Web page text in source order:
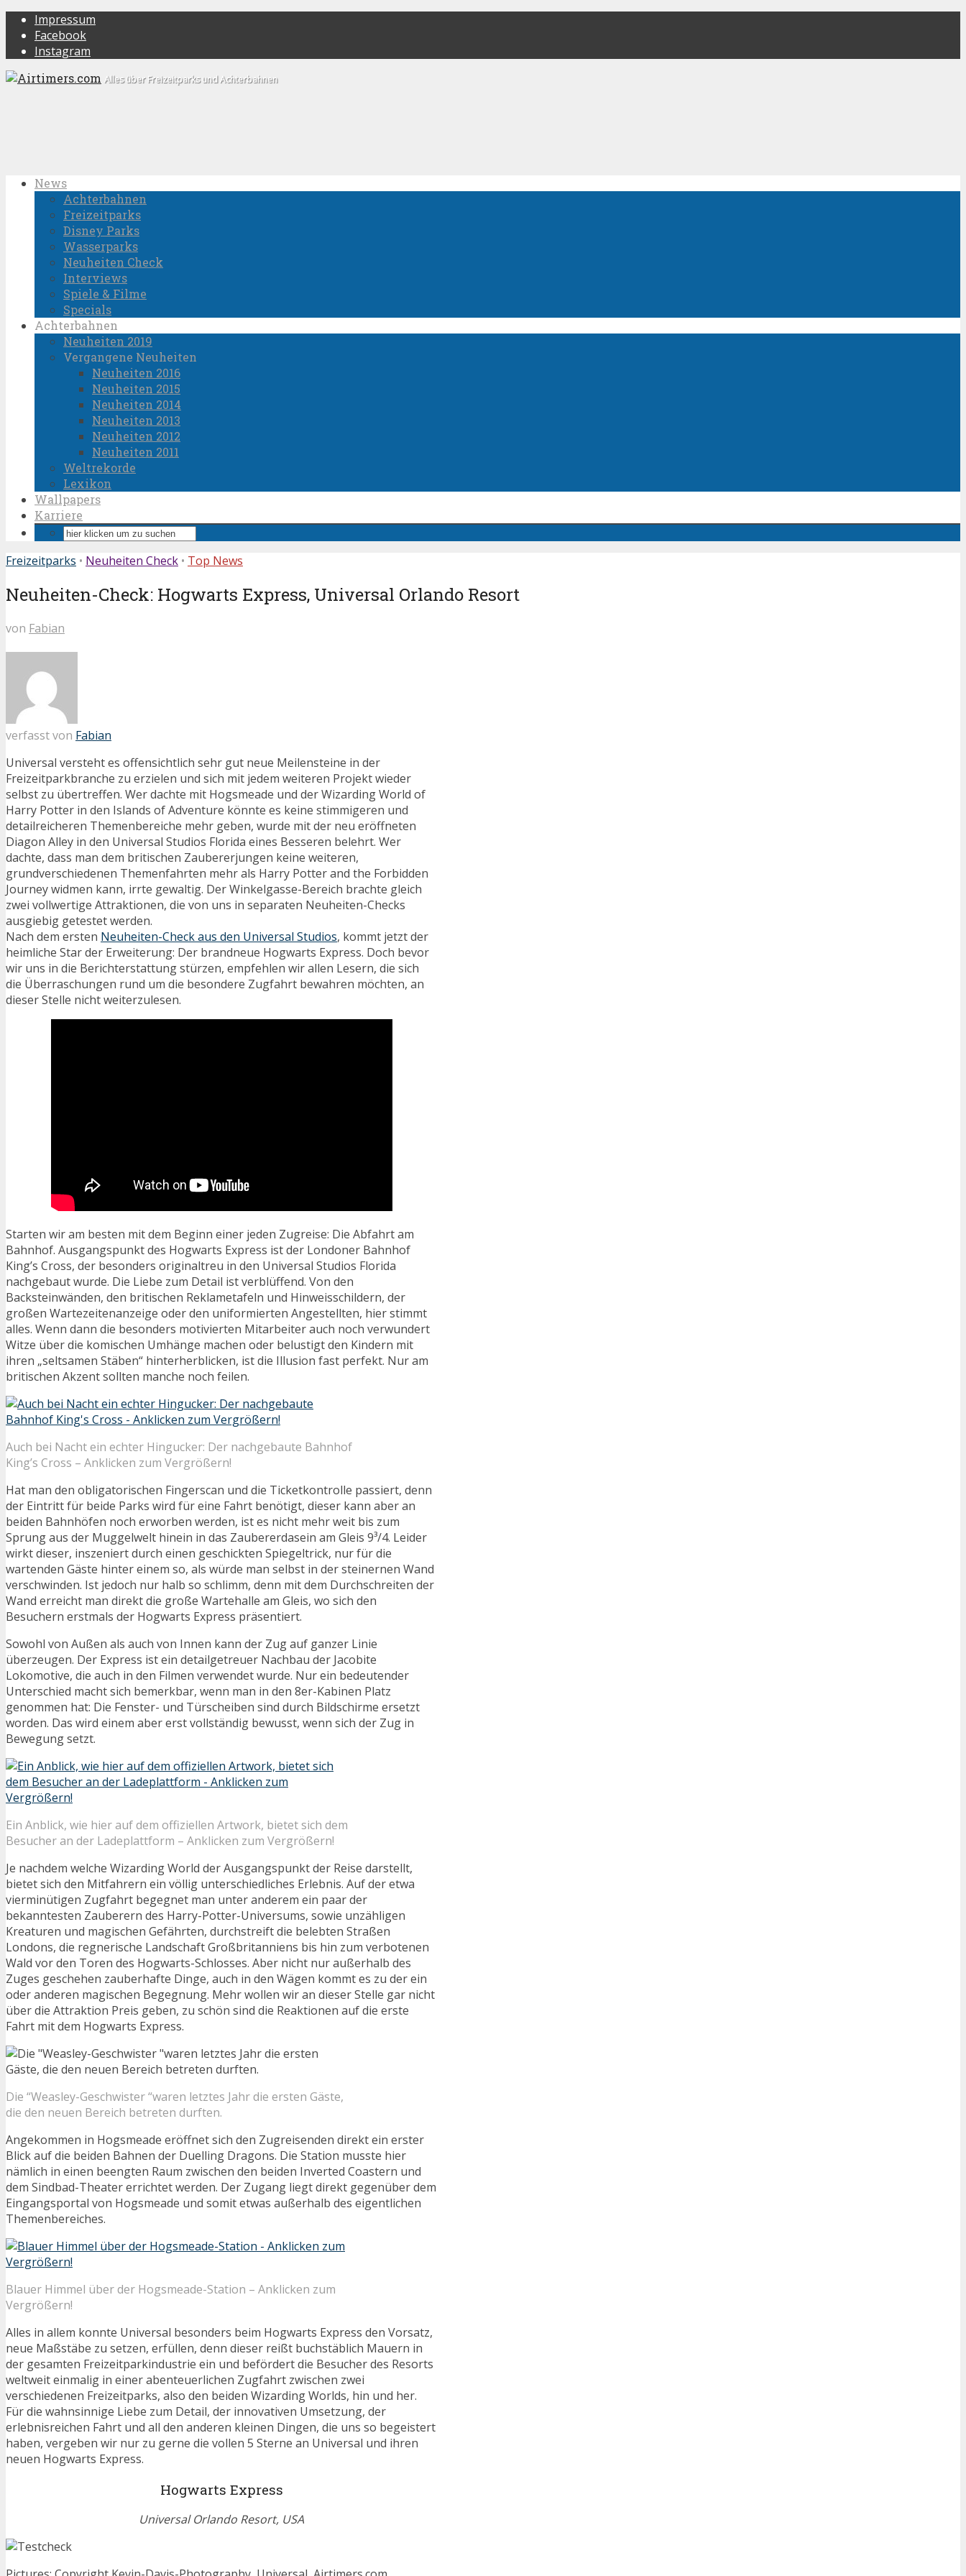
Impressum
Facebook
Instagram
Alles über Freizeitparks und Achterbahnen
News
Achterbahnen
Freizeitparks
Disney Parks
Wasserparks
Neuheiten Check
Interviews
Spiele & Filme
Specials
Achterbahnen
Neuheiten 2019
Vergangene Neuheiten
Neuheiten 2016
Neuheiten 2015
Neuheiten 2014
Neuheiten 2013
Neuheiten 2012
Neuheiten 2011
Weltrekorde
Lexikon
Wallpapers
Karriere
Freizeitparks • Neuheiten Check • Top News
Neuheiten-Check: Hogwarts Express, Universal Orlando Resort
von Fabian
verfasst von Fabian
Universal versteht es offensichtlich sehr gut neue Meilensteine in der
Freizeitparkbranche zu erzielen und sich mit jedem weiteren Projekt wieder
selbst zu übertreffen. Wer dachte mit Hogsmeade und der Wizarding World of
Harry Potter in den Islands of Adventure könnte es keine stimmigeren und
detailreicheren Themenbereiche mehr geben, wurde mit der neu eröffneten
Diagon Alley in den Universal Studios Florida eines Besseren belehrt. Wer
dachte, dass man dem britischen Zaubererjungen keine weiteren,
grundverschiedenen Themenfahrten mehr als Harry Potter and the Forbidden
Journey widmen kann, irrte gewaltig. Der Winkelgasse-Bereich brachte gleich
zwei vollwertige Attraktionen, die von uns in separaten Neuheiten-Checks
ausgiebig getestet werden.
Nach dem ersten Neuheiten-Check aus den Universal Studios, kommt jetzt der
heimliche Star der Erweiterung: Der brandneue Hogwarts Express. Doch bevor
wir uns in die Berichterstattung stürzen, empfehlen wir allen Lesern, die sich
die Überraschungen rund um die besondere Zugfahrt bewahren möchten, an
dieser Stelle nicht weiterzulesen.
Starten wir am besten mit dem Beginn einer jeden Zugreise: Die Abfahrt am
Bahnhof. Ausgangspunkt des Hogwarts Express ist der Londoner Bahnhof
King’s Cross, der besonders originaltreu in den Universal Studios Florida
nachgebaut wurde. Die Liebe zum Detail ist verblüffend. Von den
Backsteinwänden, den britischen Reklametafeln und Hinweisschildern, der
großen Wartezeitenanzeige oder den uniformierten Angestellten, hier stimmt
alles. Wenn dann die besonders motivierten Mitarbeiter auch noch verwundert
Witze über die komischen Umhänge machen oder belustigt den Kindern mit
ihren „seltsamen Stäben“ hinterherblicken, ist die Illusion fast perfekt. Nur am
britischen Akzent sollten manche noch feilen.
Auch bei Nacht ein echter Hingucker: Der nachgebaute Bahnhof
King’s Cross – Anklicken zum Vergrößern!
Hat man den obligatorischen Fingerscan und die Ticketkontrolle passiert, denn
der Eintritt für beide Parks wird für eine Fahrt benötigt, dieser kann aber an
beiden Bahnhöfen noch erworben werden, ist es nicht mehr weit bis zum
Sprung aus der Muggelwelt hinein in das Zaubererdasein am Gleis 9³/4. Leider
wirkt dieser, inszeniert durch einen geschickten Spiegeltrick, nur für die
wartenden Gäste hinter einem so, als würde man selbst in der steinernen Wand
verschwinden. Ist jedoch nur halb so schlimm, denn mit dem Durchschreiten der
Wand erreicht man direkt die große Wartehalle am Gleis, wo sich den
Besuchern erstmals der Hogwarts Express präsentiert.
Sowohl von Außen als auch von Innen kann der Zug auf ganzer Linie
überzeugen. Der Express ist ein detailgetreuer Nachbau der Jacobite
Lokomotive, die auch in den Filmen verwendet wurde. Nur ein bedeutender
Unterschied macht sich bemerkbar, wenn man in den 8er-Kabinen Platz
genommen hat: Die Fenster- und Türscheiben sind durch Bildschirme ersetzt
worden. Das wird einem aber erst vollständig bewusst, wenn sich der Zug in
Bewegung setzt.
Ein Anblick, wie hier auf dem offiziellen Artwork, bietet sich dem
Besucher an der Ladeplattform – Anklicken zum Vergrößern!
Je nachdem welche Wizarding World der Ausgangspunkt der Reise darstellt,
bietet sich den Mitfahrern ein völlig unterschiedliches Erlebnis. Auf der etwa
vierminütigen Zugfahrt begegnet man unter anderem ein paar der
bekanntesten Zauberern des Harry-Potter-Universums, sowie unzähligen
Kreaturen und magischen Gefährten, durchstreift die belebten Straßen
Londons, die regnerische Landschaft Großbritanniens bis hin zum verbotenen
Wald vor den Toren des Hogwarts-Schlosses. Aber nicht nur außerhalb des
Zuges geschehen zauberhafte Dinge, auch in den Wägen kommt es zu der ein
oder anderen magischen Begegnung. Mehr wollen wir an dieser Stelle gar nicht
über die Attraktion Preis geben, zu schön sind die Reaktionen auf die erste
Fahrt mit dem Hogwarts Express.
Die “Weasley-Geschwister “waren letztes Jahr die ersten Gäste,
die den neuen Bereich betreten durften.
Angekommen in Hogsmeade eröffnet sich den Zugreisenden direkt ein erster
Blick auf die beiden Bahnen der Duelling Dragons. Die Station musste hier
nämlich in einen beengten Raum zwischen den beiden Inverted Coastern und
dem Sindbad-Theater errichtet werden. Der Zugang liegt direkt gegenüber dem
Eingangsportal von Hogsmeade und somit etwas außerhalb des eigentlichen
Themenbereiches.
Blauer Himmel über der Hogsmeade-Station – Anklicken zum
Vergrößern!
Alles in allem konnte Universal besonders beim Hogwarts Express den Vorsatz,
neue Maßstäbe zu setzen, erfüllen, denn dieser reißt buchstäblich Mauern in
der gesamten Freizeitparkindustrie ein und befördert die Besucher des Resorts
weltweit einmalig in einer abenteuerlichen Zugfahrt zwischen zwei
verschiedenen Freizeitparks, also den beiden Wizarding Worlds, hin und her.
Für die wahnsinnige Liebe zum Detail, der innovativen Umsetzung, der
erlebnisreichen Fahrt und all den anderen kleinen Dingen, die uns so begeistert
haben, vergeben wir nur zu gerne die vollen 5 Sterne an Universal und ihren
neuen Hogwarts Express.
Hogwarts Express
Universal Orlando Resort, USA